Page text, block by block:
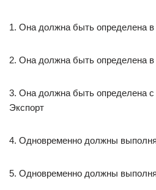
1. Она должна быть определена
2. Она должна быть определена
3. Она должна быть определена
Экспорт
4. Одновременно должны
5. Одновременно должны